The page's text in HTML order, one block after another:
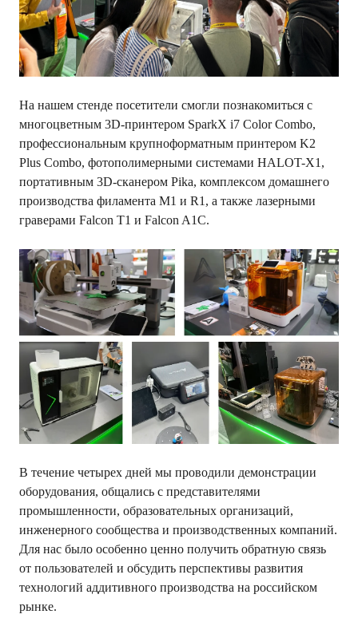
На нашем стенде посетители смогли познакомиться с
многоцветным 3D-принтером SparkX i7 Color Combo,
профессиональным крупноформатным принтером K2
Plus Combo, фотополимерными системами HALOT-X1,
портативным 3D-сканером Pika, комплексом домашнего
производства филамента M1 и R1, а также лазерными
граверами Falcon T1 и Falcon A1C.
В течение четырех дней мы проводили демонстрации
оборудования, общались с представителями
промышленности, образовательных организаций,
инженерного сообщества и производственных компаний.
Для нас было особенно ценно получить обратную связь
от пользователей и обсудить перспективы развития
технологий аддитивного производства на российском
рынке.